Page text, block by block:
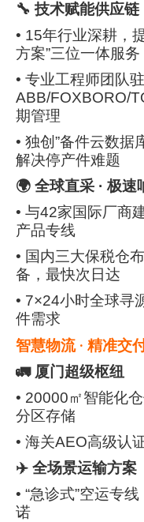
🔧 技术赋能供应链
• 15年行业深耕，
方案”三位一体服务
• 专业工程师团队
ABB/FOXBORO/
期管理
• 独创”备件云数据
解决停产件难题
🌍 全球直采 · 极速
• 与42家国际厂商
产品专线
• 国内三大保税仓
备，最快次日达
• 7×24小时全球寻
件需求
智慧物流 · 精准交
🚛 厦门超级枢纽
• 20000㎡智能化
分区存储
• 海关AEO高级认
✈️ 全场景运输方案
• “急诊式”空运专
诺